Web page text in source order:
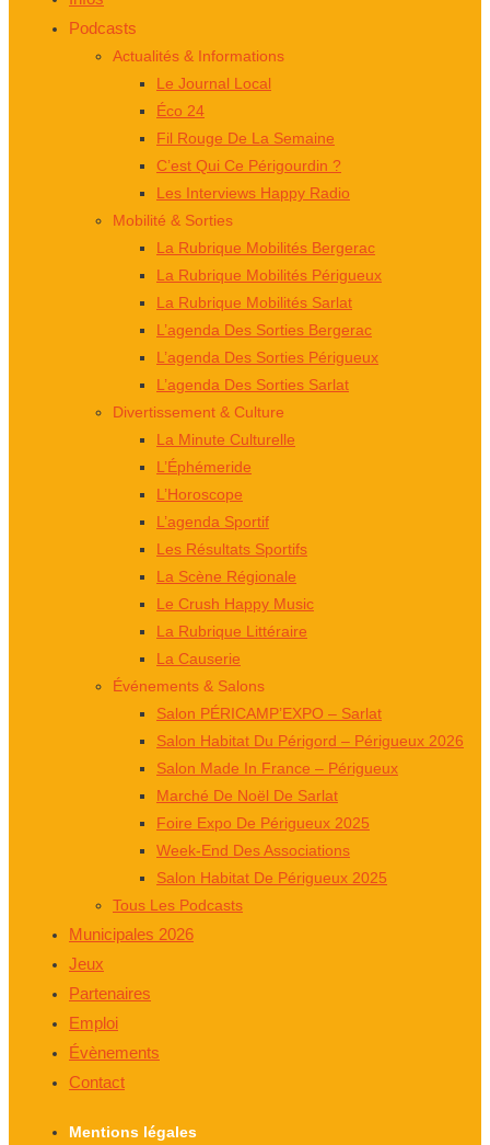
Podcasts
Actualités & Informations
Le Journal Local
Éco 24
Fil Rouge De La Semaine
C’est Qui Ce Périgourdin ?
Les Interviews Happy Radio
Mobilité & Sorties
La Rubrique Mobilités Bergerac
La Rubrique Mobilités Périgueux
La Rubrique Mobilités Sarlat
L’agenda Des Sorties Bergerac
L’agenda Des Sorties Périgueux
L’agenda Des Sorties Sarlat
Divertissement & Culture
La Minute Culturelle
L’Éphémeride
L’Horoscope
L’agenda Sportif
Les Résultats Sportifs
La Scène Régionale
Le Crush Happy Music
La Rubrique Littéraire
La Causerie
Événements & Salons
Salon PÉRICAMP’EXPO – Sarlat
Salon Habitat Du Périgord – Périgueux 2026
Salon Made In France – Périgueux
Marché De Noël De Sarlat
Foire Expo De Périgueux 2025
Week-End Des Associations
Salon Habitat De Périgueux 2025
Tous Les Podcasts
Municipales 2026
Jeux
Partenaires
Emploi
Évènements
Contact
Mentions légales